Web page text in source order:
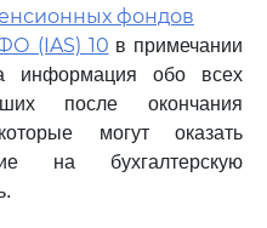
фондов
(IAS) 10 в примечании
информация обо всех
после окончания
могут оказать
на бухгалтерскую